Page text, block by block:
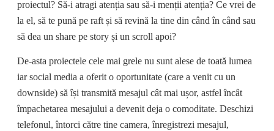
proiectul? Să-i atragi atenția sau să-i menții atenția? Ce vrei de
la el, să te pună pe raft și să revină la tine din când în când sau
să dea un share pe story și un scroll apoi?
De-asta proiectele cele mai grele nu sunt alese de toată lumea
iar social media a oferit o oportunitate (care a venit cu un
downside) să își transmită mesajul cât mai ușor, astfel încât
împachetarea mesajului a devenit deja o comoditate. Deschizi
telefonul, întorci către tine camera, înregistrezi mesajul,